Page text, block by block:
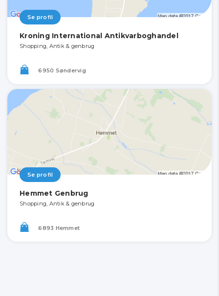
Se profil
Kroning International Antikvarboghandel
Shopping, Antik & genbrug
6950 Søndervig
Se profil
Hemmet Genbrug
Shopping, Antik & genbrug
6893 Hemmet